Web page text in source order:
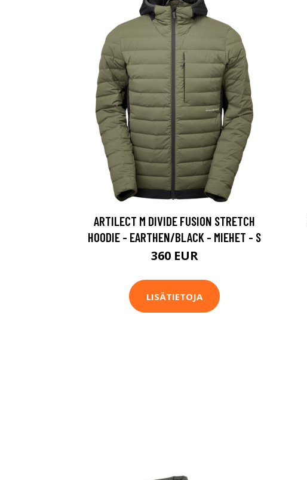
ARTILECT M DIVIDE FUSION STRETCH
HOODIE - EARTHEN/BLACK - MIEHET - S
360 EUR
LISÄTIETOJA